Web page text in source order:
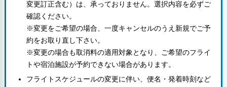
変更訂正含む）は、承っておりません。選択内容を必ずご
確認ください。
※変更をご希望の場合、一度キャンセルのうえ新規でご予
約をお取り直し下さい。
※変更の場合も取消料の適用対象となり、ご希望のフライ
トや宿泊施設が予約できない場合があります。
フライトスケジュールの変更に伴い、便名・発着時刻など